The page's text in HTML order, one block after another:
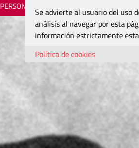
PERSONAJES
Se advierte al usuario del uso
análisis al navegar por esta
información estrictamente
Política de cookies